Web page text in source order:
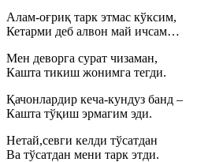
Алам-оғриқ тарк этмас кўксим,
Кетарми деб алвон май ичсам…
Мен деворга сурат чизаман,
Кашта тикиш жонимга тегди.
Қачонлардир кеча-кундуз банд –
Кашта тўқиш эрмагим эди.
Нетай,севги келди тўсатдан
Ва тўсатдан мени тарк этди.